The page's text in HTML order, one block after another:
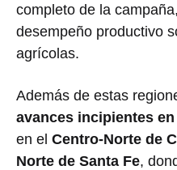
completo de la
desempeño productivo
agrícolas.
Además de estas
avances incipientes
en el Centro-Norte de
Norte de Santa Fe,